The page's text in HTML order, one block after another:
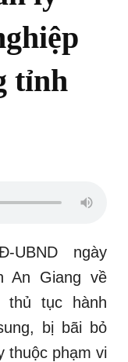
tỉnh
UBND ngày
An Giang về
thủ tục hành
bị bãi bỏ
thuộc phạm vi